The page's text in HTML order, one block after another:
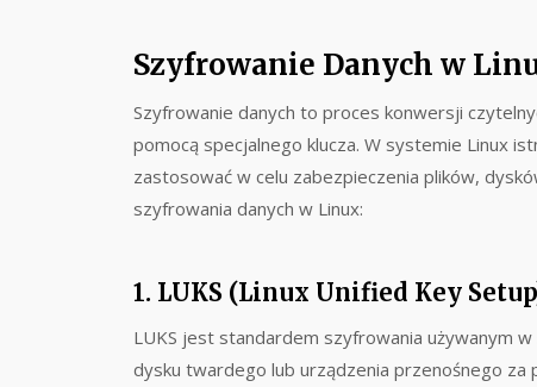
Szyfrowanie Danych w
Szyfrowanie danych to proces konwersji
pomocą specjalnego klucza. W systemie Linux
zastosować w celu zabezpieczenia plików,
szyfrowania danych w Linux:
1. LUKS (Linux Unified Key
LUKS jest standardem szyfrowania używanym
dysku twardego lub urządzenia przenośnego za